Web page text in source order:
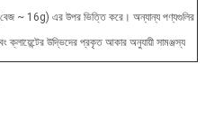
(বেজ ~ 16g) এর উপর ভিত্তি করে। অন্যান্য পণ্যগুলির
ক্লায়েন্টের উদ্ভিদের প্রকৃত আকার অনুযায়ী সামঞ্জস্য